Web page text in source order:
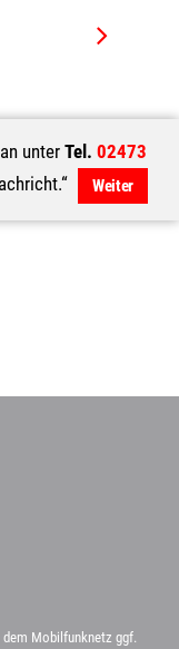
unter Tel. 02473
Weiter
Mobilfunknetz ggf.